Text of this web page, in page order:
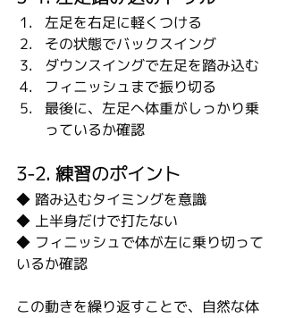
左足を右足に軽くつける
その状態でバックスイング
ダウンスイングで左足を踏み込む
フィニッシュまで振り切る
最後に、左足へ体重がしっかり乗
っているか確認
3-2. 練習のポイント
◆ 踏み込むタイミングを意識
◆ 上半身だけで打たない
◆ フィニッシュで体が左に乗り切って
いるか確認
この動きを繰り返すことで、自然な体